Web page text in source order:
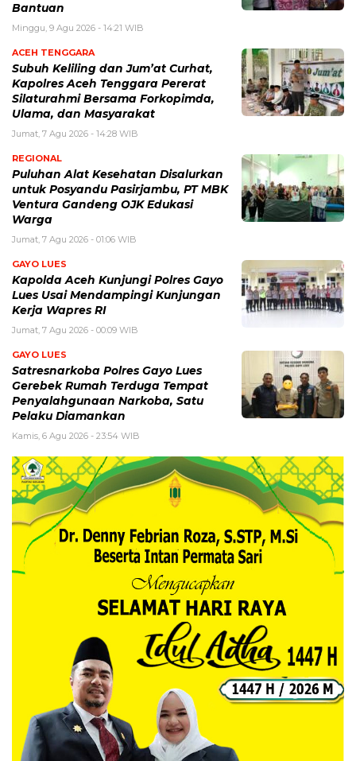
Bantuan
Minggu, 9 Agu 2026 - 14:21 WIB
ACEH TENGGARA
Subuh Keliling dan Jum’at Curhat,
Kapolres Aceh Tenggara Pererat
Silaturahmi Bersama Forkopimda,
Ulama, dan Masyarakat
Jumat, 7 Agu 2026 - 14:28 WIB
REGIONAL
Puluhan Alat Kesehatan Disalurkan
untuk Posyandu Pasirjambu, PT MBK
Ventura Gandeng OJK Edukasi
Warga
Jumat, 7 Agu 2026 - 01:06 WIB
GAYO LUES
Kapolda Aceh Kunjungi Polres Gayo
Lues Usai Mendampingi Kunjungan
Kerja Wapres RI
Jumat, 7 Agu 2026 - 00:09 WIB
GAYO LUES
Satresnarkoba Polres Gayo Lues
Gerebek Rumah Terduga Tempat
Penyalahgunaan Narkoba, Satu
Pelaku Diamankan
Kamis, 6 Agu 2026 - 23:54 WIB